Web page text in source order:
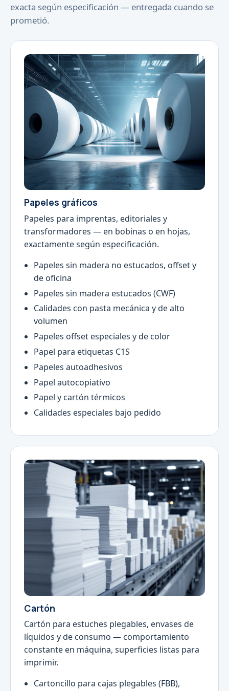
exacta según especificación — entregada cuando se
prometió.
Papeles gráficos
Papeles para imprentas, editoriales y
transformadores — en bobinas o en hojas,
exactamente según especificación.
Papeles sin madera no estucados, offset y
de oficina
Papeles sin madera estucados (CWF)
Calidades con pasta mecánica y de alto
volumen
Papeles offset especiales y de color
Papel para etiquetas C1S
Papeles autoadhesivos
Papel autocopiativo
Papel y cartón térmicos
Calidades especiales bajo pedido
Cartón
Cartón para estuches plegables, envases de
líquidos y de consumo — comportamiento
constante en máquina, superficies listas para
imprimir.
Cartoncillo para cajas plegables (FBB),